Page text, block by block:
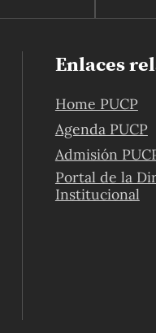
Enlaces
Home PUCP
Agenda PUCP
Admisión
Portal de la
Institucional